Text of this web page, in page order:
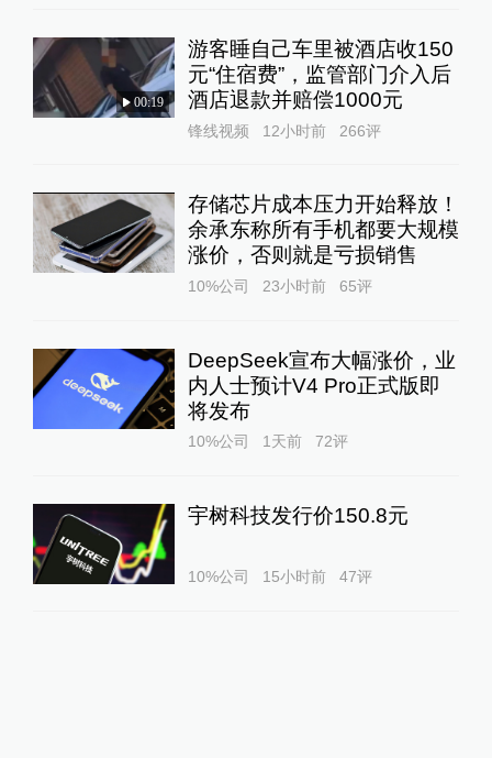
00:19
游客睡自己车里被酒店收150
元“住宿费”，监管部门介入后
酒店退款并赔偿1000元
锋线视频 12小时前 266评
存储芯片成本压力开始释放！
余承东称所有手机都要大规模
涨价，否则就是亏损销售
10%公司 23小时前 65评
DeepSeek宣布大幅涨价，业
内人士预计V4 Pro正式版即
将发布
10%公司 1天前 72评
宇树科技发行价150.8元
10%公司 15小时前 47评